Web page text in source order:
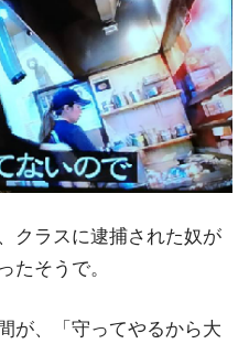
クラスに逮捕された奴が
たそうで。
が、「守ってやるから大